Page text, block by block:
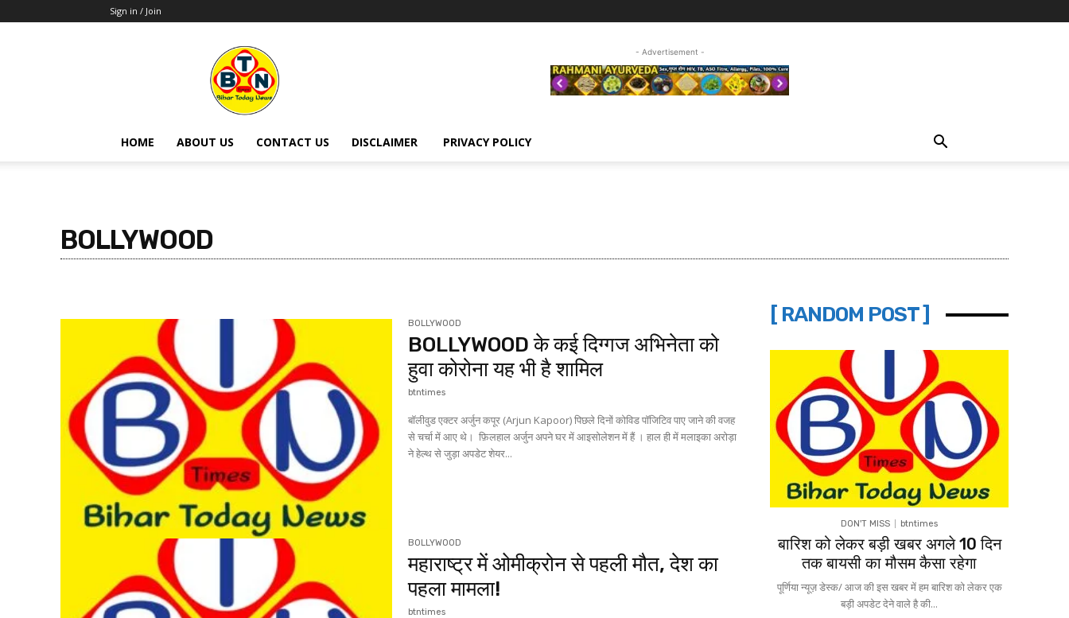
Sign in / Join
BTN
Times
- Advertisement -
HOME ABOUT US CONTACT US DISCLAIMER PRIVACY POLICY
BOLLYWOOD
BOLLYWOOD
BOLLYWOOD के कई दिग्गज अभिनेता को
हुवा कोरोना यह भी है शामिल
btntimes
बॉलीवुड एक्टर अर्जुन कपूर (Arjun Kapoor) पिछले दिनों कोविड पॉजिटिव पाए जाने की वजह
से चर्चा में आए थे। फ़िलहाल अर्जुन अपने घर में आइसोलेशन में हैं । हाल ही में मलाइका अरोड़ा
ने हेल्थ से जुड़ा अपडेट शेयर...
BOLLYWOOD
महाराष्ट्र में ओमीक्रोन से पहली मौत, देश का
पहला मामला!
btntimes
[ RANDOM POST ]
DON'T MISS btntimes
बारिश को लेकर बड़ी खबर अगले 10 दिन
तक बायसी का मौसम कैसा रहेगा
पूर्णिया न्यूज़ डेस्क/ आज की इस खबर में हम बारिश को लेकर एक
बड़ी अपडेट देने वाले है की...